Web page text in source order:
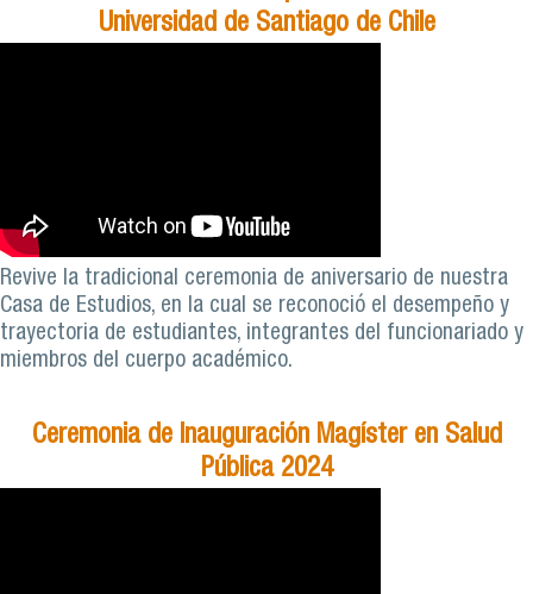
Universidad de Santiago de Chile
Revive la tradicional ceremonia de aniversario de nuestra
Casa de Estudios, en la cual se reconoció el desempeño y
trayectoria de estudiantes, integrantes del funcionariado y
miembros del cuerpo académico.
Ceremonia de Inauguración Magíster en Salud
Pública 2024